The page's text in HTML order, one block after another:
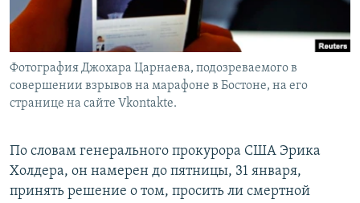
Հայերեն
English
Русский
Фотография Джохара Царнаева, подозреваемого в
совершении взрывов на марафоне в Бостоне, на его
странице на сайте Vkontakte.
По словам генерального прокурора США Эрика
Холдера, он намерен до пятницы, 31 января,
принять решение о том, просить ли смертной